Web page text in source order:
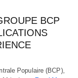
BCP
Populaire (BCP),